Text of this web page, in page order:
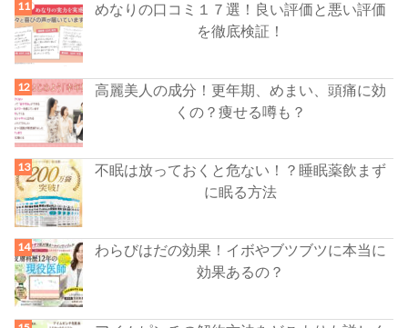
めなりの口コミ１７選！良い評価と悪い評価
を徹底検証！
高麗美人の成分！更年期、めまい、頭痛に効
くの？痩せる噂も？
不眠は放っておくと危ない！？睡眠薬飲まず
に眠る方法
わらびはだの効果！イボやブツブツに本当に
効果あるの？